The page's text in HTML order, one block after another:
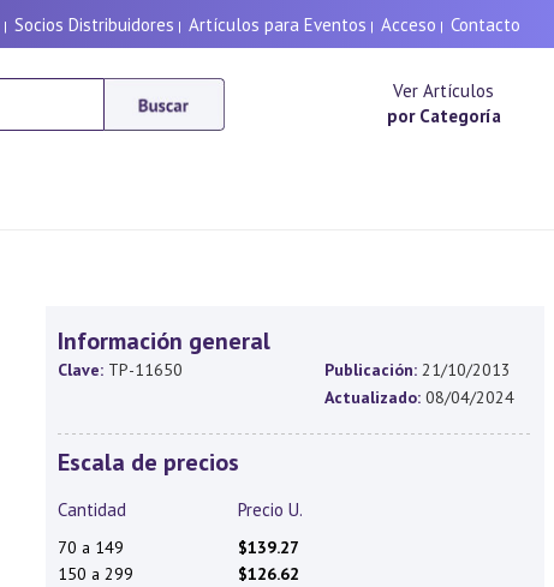
| Socios Distribuidores | Artículos para Eventos | Acceso | Contacto
Ver Artículos
por Categoría
Información general
Clave: TP-11650 Publicación: 21/10/2013
Actualizado: 08/04/2024
Escala de precios
Cantidad Precio U.
70 a 149
$139.27
150 a 299
$126.62